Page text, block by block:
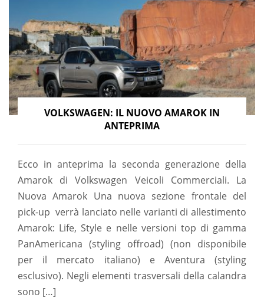
VOLKSWAGEN: IL NUOVO AMAROK IN
ANTEPRIMA
Ecco in anteprima la seconda generazione della
Amarok di Volkswagen Veicoli Commerciali. La
Nuova Amarok Una nuova sezione frontale del
pick-up verrà lanciato nelle varianti di allestimento
Amarok: Life, Style e nelle versioni top di gamma
PanAmericana (styling offroad) (non disponibile
per il mercato italiano) e Aventura (styling
esclusivo). Negli elementi trasversali della calandra
sono […]